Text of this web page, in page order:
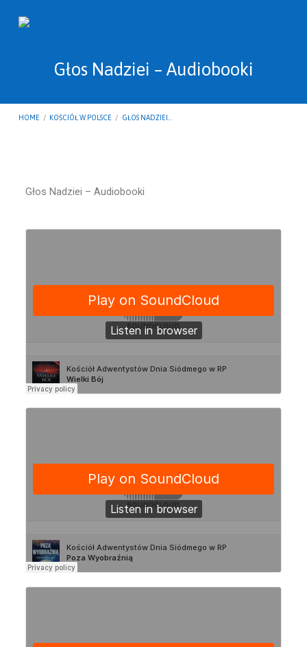
Głos Nadziei – Audiobooki
HOME / KOŚCIÓŁ W POLSCE / GŁOS NADZIEI…
Głos
–
Głos Nadziei – Audiobooki